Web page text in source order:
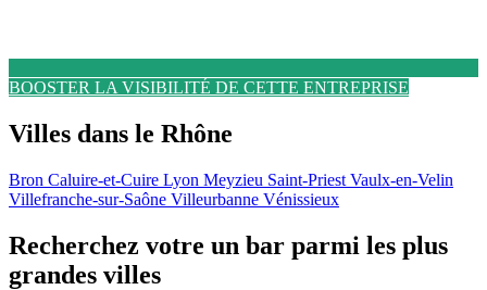
BOOSTER LA VISIBILITÉ DE CETTE ENTREPRISE
Villes dans le Rhône
Bron Caluire-et-Cuire Lyon Meyzieu Saint-Priest Vaulx-en-Velin
Villefranche-sur-Saône Villeurbanne Vénissieux
Recherchez votre un bar parmi les plus
grandes villes